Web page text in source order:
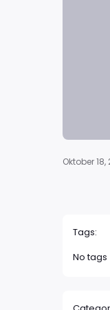
Oktober 18,
Tags:
No tags